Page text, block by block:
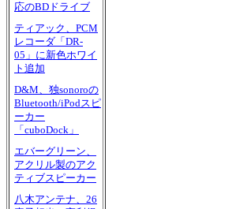
応のBDドライブ
ティアック、PCM
レコーダ「DR-
05」に新色ホワイ
ト追加
D&M、独sonoroの
Bluetooth/iPodスピ
ーカー
「cuboDock」
エバーグリーン、
アクリル製のアク
ティブスピーカー
八木アンテナ、26